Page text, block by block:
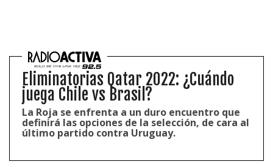
Eliminatorias Qatar 2022: ¿Cuándo
juega Chile vs Brasil?
La Roja se enfrenta a un duro encuentro que
definirá las opciones de la selección, de cara al
último partido contra Uruguay.